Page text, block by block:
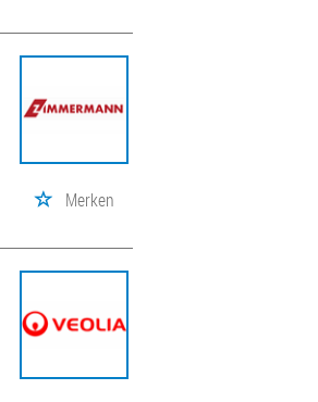
Merken